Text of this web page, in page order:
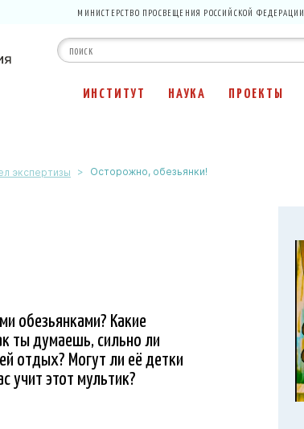
МИНИСТЕРСТВО ПРОСВЕЩЕНИЯ РОССИЙСКОЙ ФЕДЕРАЦИИ
ИНСТИТУТ НАУКА ПРОЕКТЫ
экспертизы > Осторожно, обезьянки!
обезьянками? Какие
ты думаешь, сильно ли
отдых? Могут ли её детки
учит этот мультик?